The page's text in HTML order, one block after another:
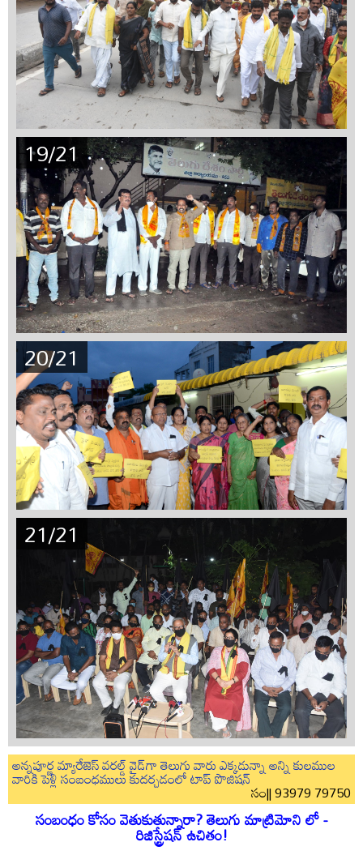
19/21
20/21
21/21
అన్నపూర్ణ మ్యారేజెస్ వరల్డ్ వైడ్‌గా తెలుగు వారు ఎక్కడున్నా అన్ని కులముల
వారికి పెళ్లి సంబంధములు కుదర్చడంలో టాప్ పొజిషన్
సం|| 93979 79750
సంబంధం కోసం వెతుకుతున్నారా? తెలుగు మాట్రిమోని లో -
రిజిస్ట్రేషన్ ఉచితం!